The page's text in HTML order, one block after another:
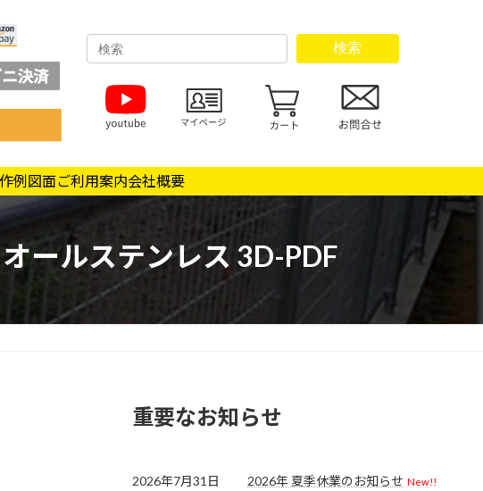
検索
作例図面ご利用案内会社概要
ールステンレス 3D-PDF
重要なお知らせ
2026年7月31日 2026年 夏季休業のお知らせ New!!